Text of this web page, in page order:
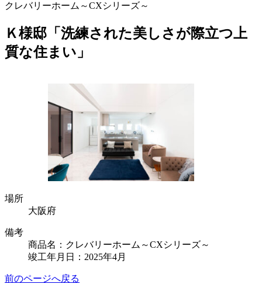
クレバリーホーム～CXシリーズ～
Ｋ様邸「洗練された美しさが際立つ上
質な住まい」
場所
大阪府
備考
商品名：クレバリーホーム～CXシリーズ～
竣工年月日：2025年4月
前のページへ戻る